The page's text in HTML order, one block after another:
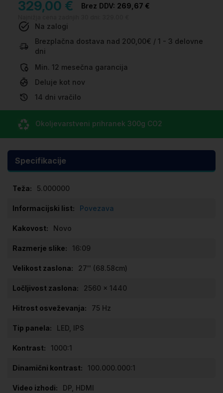
329,00 € 269,67 €
Na zalogi
Brezplačna dostava nad 200,00€ / 1 - 3 delovne
dni
Min. 12 mesečna garancija
Deluje kot nov
14 dni vračilo
Okoljevarstveni prihranek 300g CO2
Specifikacije
5.000000
Povezava
Novo
16:09
27'' (68.58cm)
2560 x 1440
75 Hz
LED, IPS
1000:1
100.000.000:1
DP, HDMI